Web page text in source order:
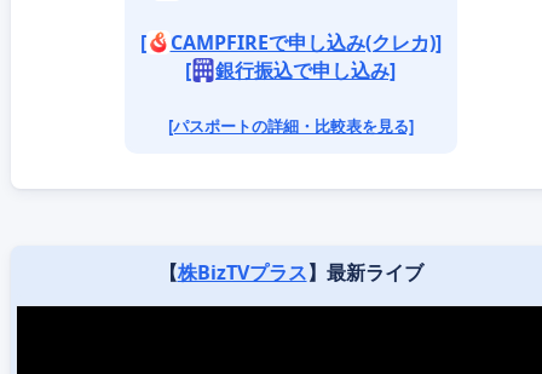
[
CAMPFIREで申し込み(クレカ)]
[
銀行振込で申し込み]
[パスポートの詳細・比較表を見る]
【株BizTVプラス】最新ライブ